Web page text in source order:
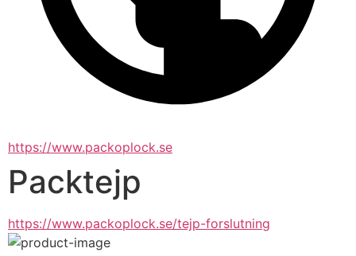
https://www.packoplock.se
Packtejp
https://www.packoplock.se/tejp-forslutning